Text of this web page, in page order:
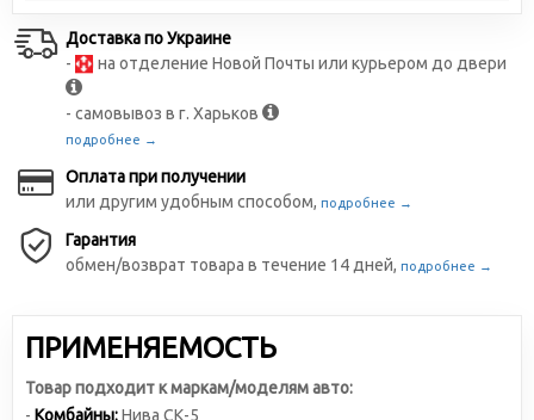
Доставка по Украине
-
на отделение Новой Почты или курьером до двери
- самовывоз в г. Харьков
подробнее →
Оплата при получении
или другим удобным способом, подробнее →
Гарантия
обмен/возврат товара в течение 14 дней, подробнее →
ПРИМЕНЯЕМОСТЬ
Товар подходит к маркам/моделям авто:
- Комбайны:Нива СК-5